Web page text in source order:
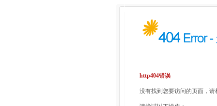
http404错误
没有找到您要访问的页面，